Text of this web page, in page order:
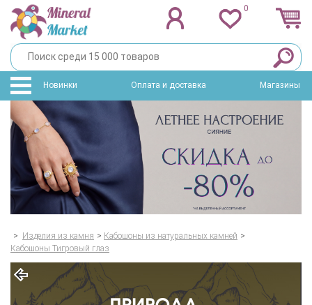
0
Новинки Оплата и доставка Магазины
> Изделия из камня > Кабошоны из натуральных камней >
Кабошоны Тигровый глаз